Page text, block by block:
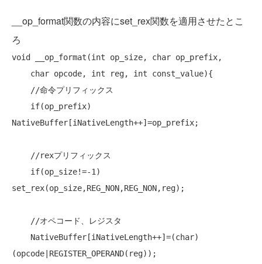
__op_format関数の内容にset_rex関数を適用させたとこ
ろ
void __op_format(int op_size, char op_prefix,
char opcode, int reg, int const_value){
//命令プリフィックス
if(op_prefix)
NativeBuffer[iNativeLength++]=op_prefix;
//rexプリフィックス
if(op_size!=-1)
set_rex(op_size,REG_NON,REG_NON,reg);
//オペコード、レジスタ
    NativeBuffer[iNativeLength++]=(
char)
(opcode|REGISTER_OPERAND(reg));